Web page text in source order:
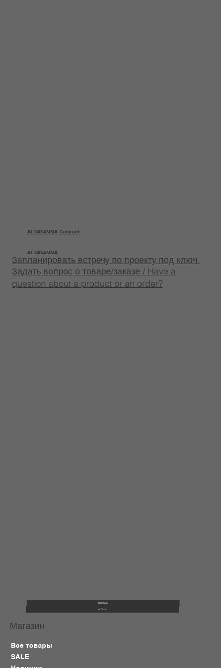
ALTAGAMMA
Задать вопрос о товаре/заказе / Have a
question about a product or an order?
ALTAGAMMA Contract
Запланировать встречу по проекту под ключ
B&B Italia
ALTcoin
Магазин
Все товары
SALE